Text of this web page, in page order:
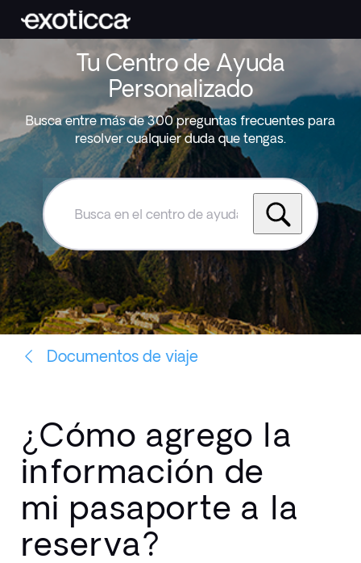
Tu Centro de Ayuda
Personalizado
Busca entre más de 300 preguntas frecuentes para
resolver cualquier duda que tengas.
Busca
el
centro
de
ayuda
de
Exoticca
Documentos de viaje
¿Cómo agrego la
información de
mi pasaporte a la
reserva?